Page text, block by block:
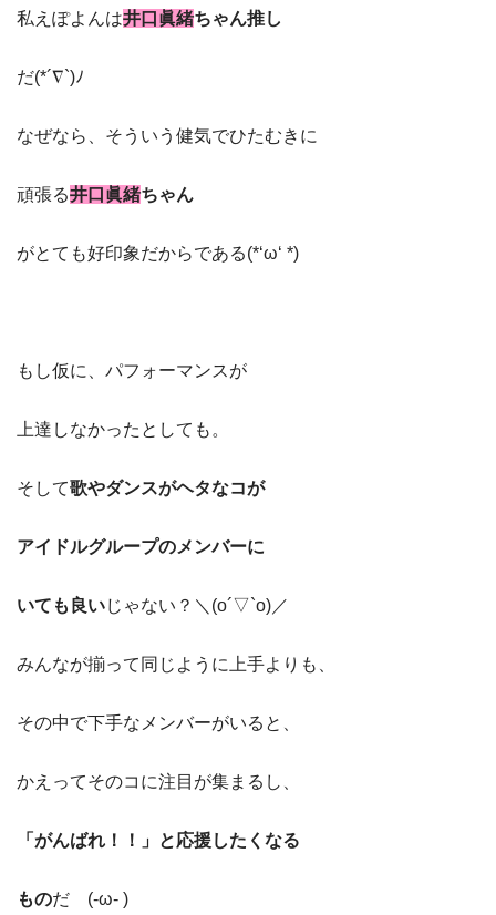
私えぽよんは井口眞緒ちゃん推し
だ(*´∇`)ﾉ
なぜなら、そういう健気でひたむきに
頑張る井口眞緒ちゃん
がとても好印象だからである(*‘ω‘ *)
もし仮に、パフォーマンスが
上達しなかったとしても。
そして歌やダンスがヘタなコが
アイドルグループのメンバーに
いても良いじゃない？＼(o´▽`o)／
みんなが揃って同じように上手よりも、
その中で下手なメンバーがいると、
かえってそのコに注目が集まるし、
「がんばれ！！」と応援したくなる
ものだ (-ω- )